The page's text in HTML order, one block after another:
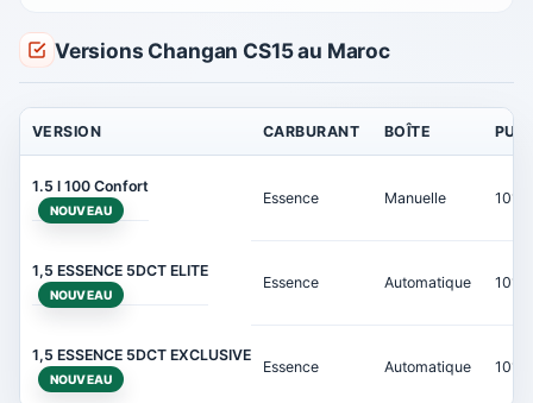
Versions Changan CS15 au Maroc
VERSION CARBURANT BOÎTE
1.5 l 100 Confort
NOUVEAU
Essence Manuelle 101
1,5 ESSENCE 5DCT ELITE
NOUVEAU
Essence Automatique 101
1,5 ESSENCE 5DCT EXCLUSIVE
NOUVEAU
Essence Automatique 101